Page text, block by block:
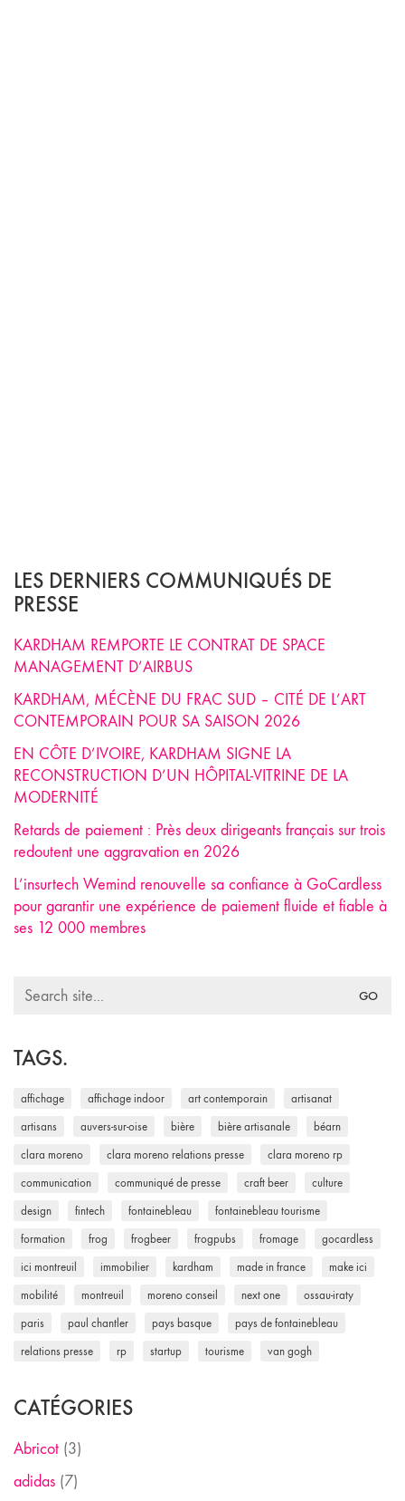
LES DERNIERS COMMUNIQUÉS DE
PRESSE
KARDHAM REMPORTE LE CONTRAT DE SPACE
MANAGEMENT D’AIRBUS
KARDHAM, MÉCÈNE DU FRAC SUD – CITÉ DE L’ART
CONTEMPORAIN POUR SA SAISON 2026
EN CÔTE D’IVOIRE, KARDHAM SIGNE LA
RECONSTRUCTION D’UN HÔPITAL-VITRINE DE LA
MODERNITÉ
Retards de paiement : Près deux dirigeants français sur trois
redoutent une aggravation en 2026
L’insurtech Wemind renouvelle sa confiance à GoCardless
pour garantir une expérience de paiement fluide et fiable à
ses 12 000 membres
Search
TAGS.
affichage affichage indoor art contemporain artisanat
artisans auvers-sur-oise bière bière artisanale béarn
clara moreno clara moreno relations presse clara moreno rp
communication communiqué de presse craft beer culture
design fintech fontainebleau fontainebleau tourisme
formation frog frogbeer frogpubs fromage gocardless
ici montreuil immobilier kardham made in france make ici
mobilité montreuil moreno conseil next one ossau-iraty
paris paul chantler pays basque pays de fontainebleau
relations presse rp startup tourisme van gogh
CATÉGORIES
Abricot (3)
adidas (7)